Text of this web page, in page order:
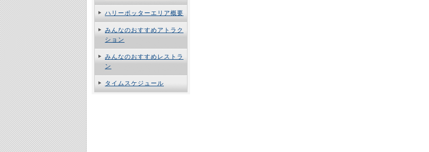
ハリーポッターエリア概要
みんなのおすすめアトラク
ション
みんなのおすすめレストラ
ン
タイムスケジュール